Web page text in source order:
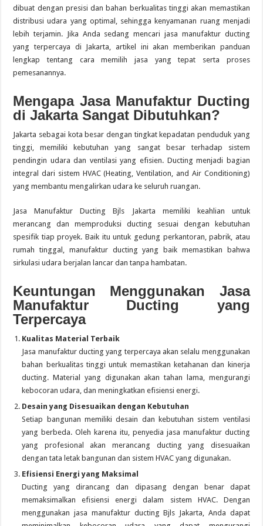
dibuat dengan presisi dan bahan berkualitas tinggi akan memastikan
distribusi udara yang optimal, sehingga kenyamanan ruang menjadi
lebih terjamin. Jika Anda sedang mencari jasa manufaktur ducting
yang terpercaya di Jakarta, artikel ini akan memberikan panduan
lengkap tentang cara memilih jasa yang tepat serta proses
pemesanannya.
Mengapa Jasa Manufaktur Ducting
di Jakarta Sangat Dibutuhkan?
Jakarta sebagai kota besar dengan tingkat kepadatan penduduk yang
tinggi, memiliki kebutuhan yang sangat besar terhadap sistem
pendingin udara dan ventilasi yang efisien. Ducting menjadi bagian
integral dari sistem HVAC (Heating, Ventilation, and Air Conditioning)
yang membantu mengalirkan udara ke seluruh ruangan.
Jasa Manufaktur Ducting Bjls Jakarta memiliki keahlian untuk
merancang dan memproduksi ducting sesuai dengan kebutuhan
spesifik tiap proyek. Baik itu untuk gedung perkantoran, pabrik, atau
rumah tinggal, manufaktur ducting yang baik memastikan bahwa
sirkulasi udara berjalan lancar dan tanpa hambatan.
Keuntungan Menggunakan Jasa
Manufaktur Ducting yang
Terpercaya
Kualitas Material Terbaik
Jasa manufaktur ducting yang terpercaya akan selalu menggunakan
bahan berkualitas tinggi untuk memastikan ketahanan dan kinerja
ducting. Material yang digunakan akan tahan lama, mengurangi
kebocoran udara, dan meningkatkan efisiensi energi.
Desain yang Disesuaikan dengan Kebutuhan
Setiap bangunan memiliki desain dan kebutuhan sistem ventilasi
yang berbeda. Oleh karena itu, penyedia jasa manufaktur ducting
yang profesional akan merancang ducting yang disesuaikan
dengan tata letak bangunan dan sistem HVAC yang digunakan.
Efisiensi Energi yang Maksimal
Ducting yang dirancang dan dipasang dengan benar dapat
memaksimalkan efisiensi energi dalam sistem HVAC. Dengan
menggunakan jasa manufaktur ducting Bjls Jakarta, Anda dapat